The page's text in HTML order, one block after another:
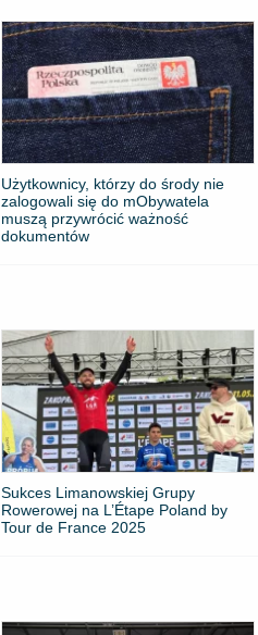
Użytkownicy, którzy do środy nie
zalogowali się do mObywatela
muszą przywrócić ważność
dokumentów
Sukces Limanowskiej Grupy
Rowerowej na L’Étape Poland by
Tour de France 2025